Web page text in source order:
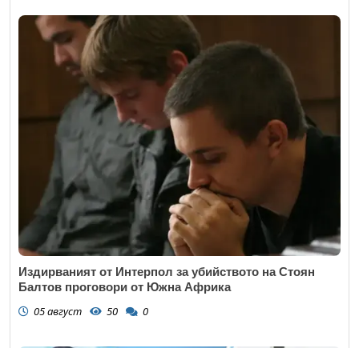
Издирваният от Интерпол за убийството на Стоян
Балтов проговори от Южна Африка
05 август 50 0